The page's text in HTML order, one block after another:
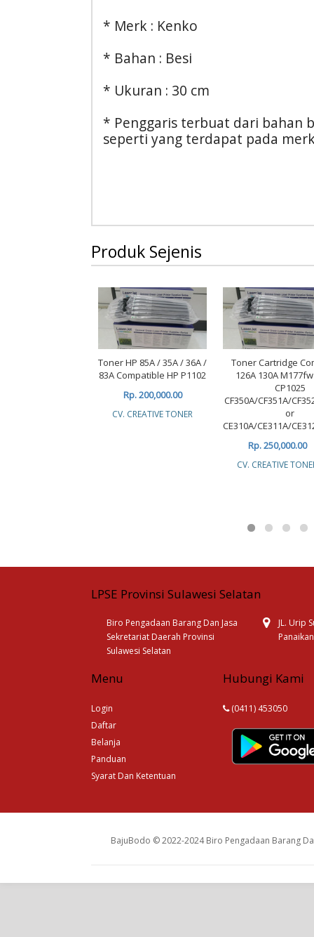
* Merk : Kenko
* Bahan : Besi
* Ukuran : 30 cm
* Penggaris terbuat dari bahan
seperti yang terdapat pada
Produk Sejenis
Toner HP 85A / 35A / 36A /
83A Compatible HP P1102
Rp. 200,000.00
CV. CREATIVE TONER
Toner Cartridge
126A 130A
CP1025
CF350A/CF351A/
or
CE310A/CE311A/
Rp. 250,000.00
CV. CREATIVE
LPSE Provinsi Sulawesi Selatan
Biro Pengadaan Barang Dan Jasa
Sekretariat Daerah Provinsi
Sulawesi Selatan
JL. Urip
Menu
Login
Daftar
Belanja
Panduan
Syarat Dan Ketentuan
Hubungi Kami
(0411) 453050
BajuBodo © 2022-2024 Biro Pengadaan Barang